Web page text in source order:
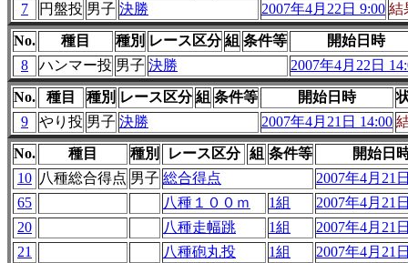
7
円盤投 男子 決勝 2007年4月22日 9:00 結
No. 種目 種別 レース区分 組 条件等
開始日時
8
ハンマー投 男子 決勝 2007年4月22日
No. 種目 種別 レース区分 組 条件等 開始日時
9
やり投 男子 決勝 2007年4月21日 14:00
No. 種目 種別 レース区分 組 条件等
開始日
10 八種総合得点 男子 総合得点
2007年4月21
65
八種１００ｍ 1組
2007年4月21
20
八種走幅跳 1組
2007年4月21
21
八種砲丸投 1組
2007年4月21